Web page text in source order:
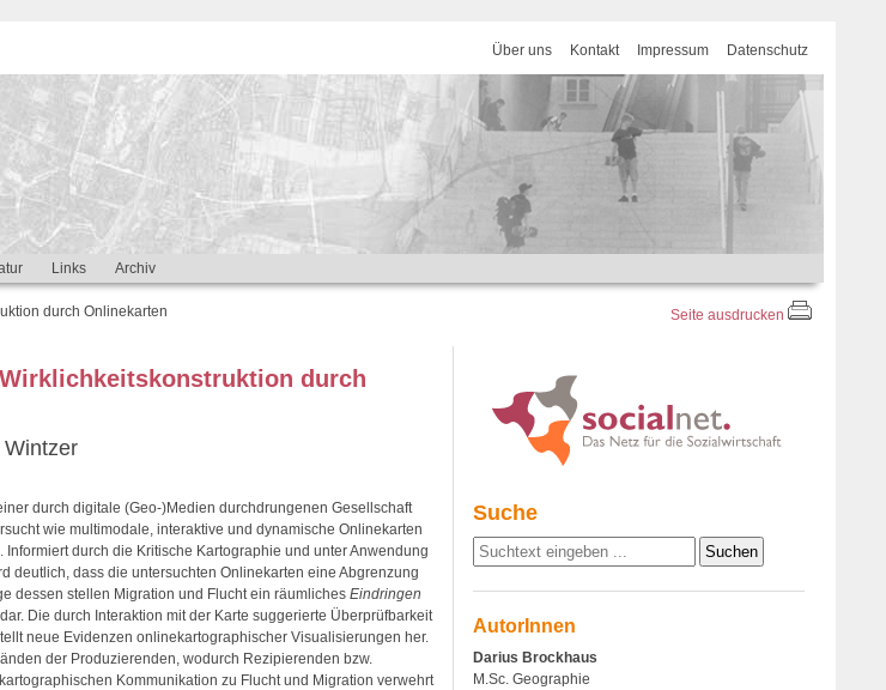
Über uns Kontakt Impressum Datenschutz
Links Archiv
Seite ausdrucken
durch Onlinekarten
durch
durch digitale (Geo-)Medien durchdrungenen Gesellschaft
wie multimodale, interaktive und dynamische Onlinekarten
Informiert durch die Kritische Kartographie und unter Anwendung
deutlich, dass die untersuchten Onlinekarten eine Abgrenzung
dessen stellen Migration und Flucht ein räumliches Eindringen
dar. Die durch Interaktion mit der Karte suggerierte Überprüfbarkeit
neue Evidenzen onlinekartographischer Visualisierungen her.
der Produzierenden, wodurch Rezipierenden bzw.
Kommunikation zu Flucht und Migration verwehrt
Suche
AutorInnen
Darius Brockhaus
M.Sc. Geographie